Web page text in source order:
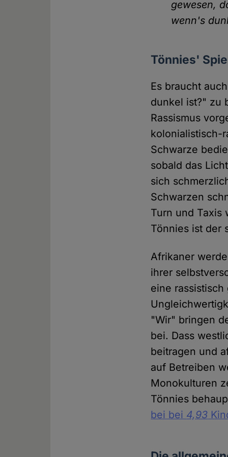
gewesen,
wenn's
Tönnies'
Es braucht
dunkel ist?" zu
Rassismus
kolonialistisch-
Schwarze
sobald das
sich
Schwarzen
Turn und Taxis
Tönnies ist der
Afrikaner
ihrer
eine
"Wir" bringen
bei. Dass
beitragen und
auf Betreiben
Monokulturen
Tönnies
bei bei 4,93